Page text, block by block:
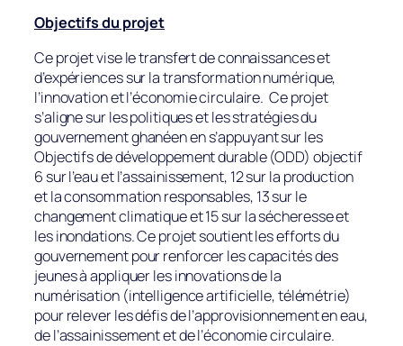
Objectifs du projet
Ce projet vise le transfert de connaissances et
d’expériences sur la transformation numérique,
l’innovation et l’économie circulaire. Ce projet
s’aligne sur les politiques et les stratégies du
gouvernement ghanéen en s’appuyant sur les
Objectifs de développement durable (ODD) objectif
6 sur l’eau et l’assainissement, 12 sur la production
et la consommation responsables, 13 sur le
changement climatique et 15 sur la sécheresse et
les inondations. Ce projet soutient les efforts du
gouvernement pour renforcer les capacités des
jeunes à appliquer les innovations de la
numérisation (intelligence artificielle, télémétrie)
pour relever les défis de l’approvisionnement en eau,
de l’assainissement et de l’économie circulaire.